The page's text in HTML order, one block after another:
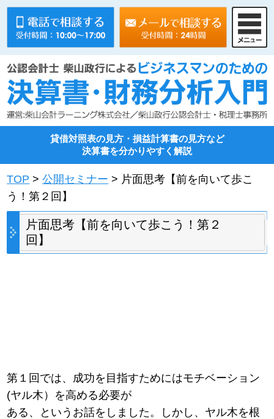
貸借対照表の見方・損益計算書の見方など
決算書を分かりやすく解説
TOP >公開セミナー > 片面思考【前を向いて歩こ
う！第２回】
片面思考【前を向いて歩こう！第２
回】
第１回では、成功を目指すためにはモチベーション
(ヤル木）を高める必要が
ある、というお話をしました。しかし、ヤル木を根